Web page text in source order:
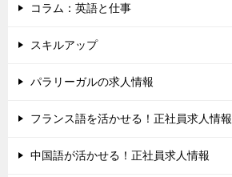
コラム：英語と仕事
スキルアップ
パラリーガルの求人情報
フランス語を活かせる！正社員求人情報
中国語が活かせる！正社員求人情報